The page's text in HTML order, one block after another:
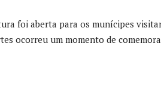
foi aberta para os munícipes
ocorreu um momento de